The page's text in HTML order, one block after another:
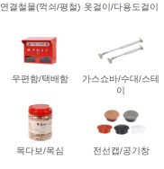
연결철물(꺽쇠/평철) 옷걸이/다용도걸이
우편함/택배함
가스쇼바/수대/스테
이
목다보/목심 전선캡/공기창